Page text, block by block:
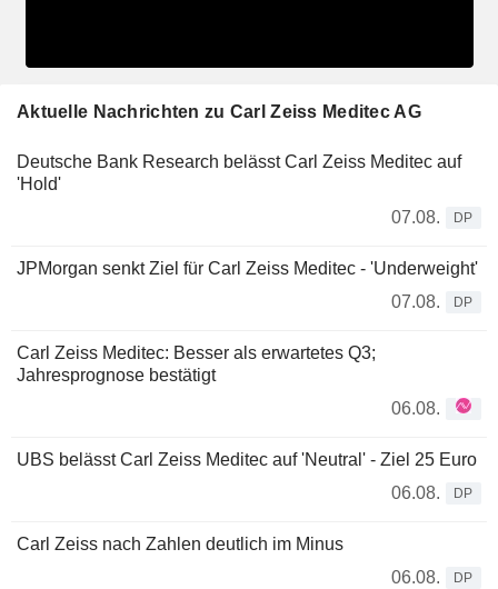
Aktuelle Nachrichten zu Carl Zeiss Meditec AG
Deutsche Bank Research belässt Carl Zeiss Meditec auf
'Hold'
07.08.
DP
JPMorgan senkt Ziel für Carl Zeiss Meditec - 'Underweight'
07.08.
DP
Carl Zeiss Meditec: Besser als erwartetes Q3;
Jahresprognose bestätigt
06.08.
UBS belässt Carl Zeiss Meditec auf 'Neutral' - Ziel 25 Euro
06.08.
DP
Carl Zeiss nach Zahlen deutlich im Minus
06.08.
DP